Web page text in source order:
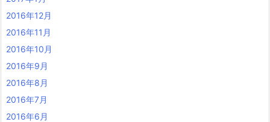
2016年12月
2016年11月
2016年10月
2016年9月
2016年8月
2016年7月
2016年6月